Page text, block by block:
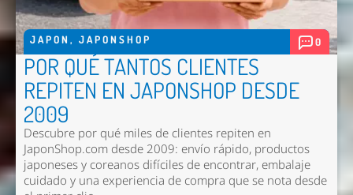
JAPON , JAPONSHOP 0
POR QUÉ TANTOS CLIENTES
REPITEN EN JAPONSHOP DESDE
2009
Descubre por qué miles de clientes repiten en
JaponShop.com desde 2009: envío rápido, productos
japoneses y coreanos difíciles de encontrar, embalaje
cuidado y una experiencia de compra que se nota desde